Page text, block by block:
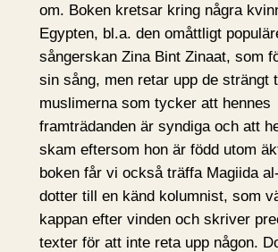
om. Boken kretsar kring några
Egypten, bl.a. den omåttligt
sångerskan Zina Bint Zinaat, som
sin sång, men retar upp de strängt
muslimerna som tycker att hennes
framträdanden är syndiga och att
skam eftersom hon är född utom
boken får vi också träffa Magiida
dotter till en känd kolumnist, som
kappan efter vinden och skriver
texter för att inte reta upp någon.